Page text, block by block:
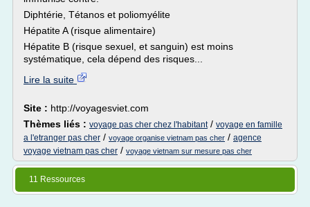
Diphtérie, Tétanos et poliomyélite
Hépatite A (risque alimentaire)
Hépatite B (risque sexuel, et sanguin) est moins
systématique, cela dépend des risques...
Lire la suite
Site : http://voyagesviet.com
Thèmes liés : voyage pas cher chez l'habitant/ voyage en famille
a l'etranger pas cher / voyage organise vietnam pas cher / agence
voyage vietnam pas cher / voyage vietnam sur mesure pas cher
11 Ressources